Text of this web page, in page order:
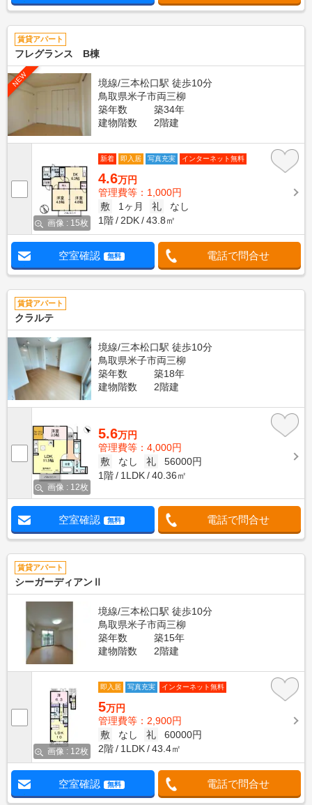
賃貸アパート
フレグランス B棟
NEW
境線/三本松口駅 徒歩10分
鳥取県米子市両三柳
築年数
築34年
建物階数
2階建
画像 : 15枚
新着 即入居 写真充実 インターネット無料
4.6万円
管理費等：1,000円
敷
1ヶ月 礼
なし
1階
2DK 43.8㎡
空室確認 無料 電話で問合せ
賃貸アパート
クラルテ
境線/三本松口駅 徒歩10分
鳥取県米子市両三柳
築年数
築18年
建物階数
2階建
画像 : 12枚
5.6万円
管理費等：4,000円
敷
なし 礼
56000円
1階
1LDK 40.36㎡
空室確認 無料 電話で問合せ
賃貸アパート
シーガーディアンⅡ
境線/三本松口駅 徒歩10分
鳥取県米子市両三柳
築年数
築15年
建物階数
2階建
画像 : 12枚
即入居 写真充実 インターネット無料
5万円
管理費等：2,900円
敷
なし 礼
60000円
2階
1LDK 43.4㎡
空室確認 無料 電話で問合せ